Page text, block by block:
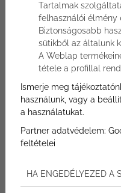
2026-05-29
Tartalmak
felhasználói élmény
Biztonságosabb
sütikből az általunk
A Weblap
tétele a profillal
Ismerje meg
használunk, vagy a
a használatukat.
Partner adatvédelem:
feltételei
HA ENGEDÉLYEZED A